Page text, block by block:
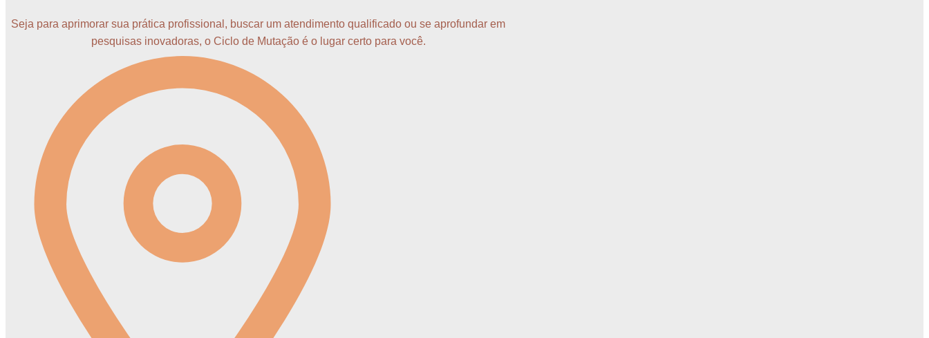
Seja para aprimorar sua prática profissional, buscar um atendimento qualificado ou se aprofundar em
pesquisas inovadoras, o Ciclo de Mutação é o lugar certo para você.